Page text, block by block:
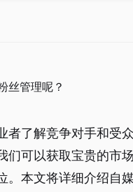
丝管理呢？
者了解竞争对手和受
们可以获取宝贵的市
。本文将详细介绍自